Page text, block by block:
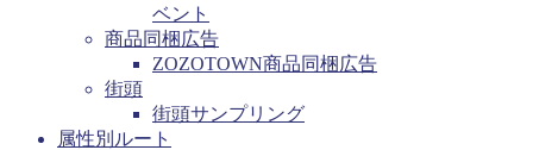
ベント
商品同梱広告
ZOZOTOWN商品同梱広告
街頭
街頭サンプリング
属性別ルート